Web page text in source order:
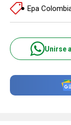
Epa
Unirse